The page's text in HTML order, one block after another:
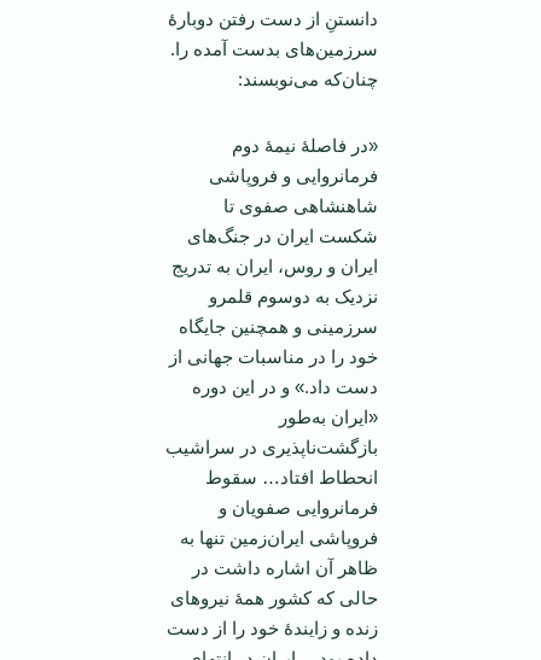
دانستنِ از دست رفتن دوبارۀ
سرزمین‌های بدست آمده را.
چنان‌که می‌نوبسند:
«در فاصلۀ نیمۀ دوم
فرمانروایی و فروپاشی
شاهنشاهی صفوی تا
شکست ایران در جنگ‌های
ایران و روس، ایران به تدریج
نزدیک به دوسوم قلمرو
سرزمینی و همچنین جایگاه
خود را در مناسبات جهانی از
دست داد.» و در این دوره
«ایران به‌طور
بازگشت‌ناپذیری در سراشیب
انحطاط افتاد… سقوط
فرمانروایی صفویان و
فروپاشی ایران‌زمین تنها به
ظاهر آن اشاره داشت در
حالی که کشور همۀ نیروهای
زنده و زایندۀ خود را از دست